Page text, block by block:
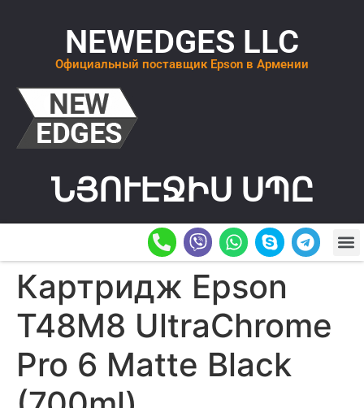
NEWEDGES LLC
Официальный поставщик Epson в Армении
ՆՅՈՒԷՋԻՍ ՍՊԸ
Картридж Epson
T48M8 UltraChrome
Pro 6 Matte Black